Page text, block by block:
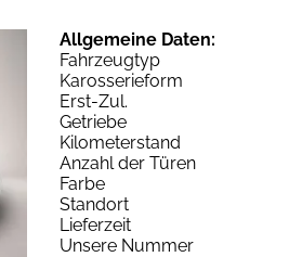
Allgemeine Daten:
Fahrzeugtyp
Karosserieform
Erst-Zul.
Getriebe
Kilometerstand
Anzahl der Türen
Farbe
Standort
Lieferzeit
Unsere Nummer